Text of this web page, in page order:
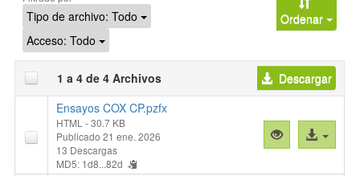
Tipo de archivo: Todo
Acceso: Todo
Ordenar
1 a 4 de 4 Archivos
Descargar
Ensayos COX CP.pzfx
HTML - 30.7 KB
Publicado 21 ene. 2026
13 Descargas
MD5: 1d8...82d
Vista
previa
Acceso
al